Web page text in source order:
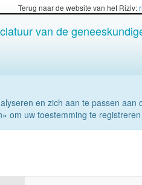
Terug naar de website van het Riziv:
van de
en zich aan te passen
om uw toestemming te